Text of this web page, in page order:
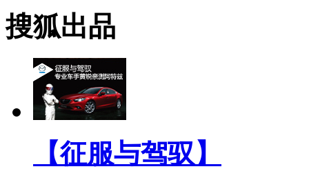
搜狐出品
【征服与驾驭】